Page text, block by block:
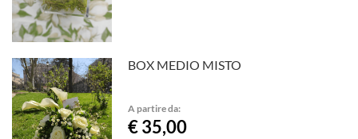
BOX MEDIO MISTO
A partire da:
€ 35,00